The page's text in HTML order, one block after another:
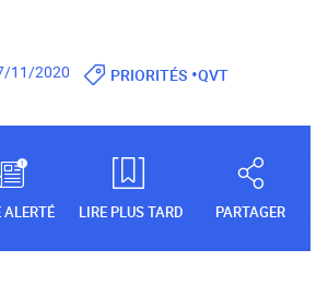
11/2020 PRIORITÉS •QVT
ALERTÉ LIRE PLUS TARD PARTAGER